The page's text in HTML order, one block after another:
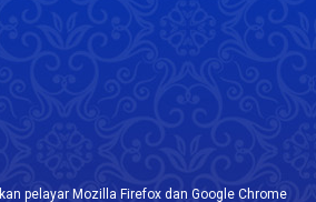
pelayar Mozilla Firefox dan Google Chrome